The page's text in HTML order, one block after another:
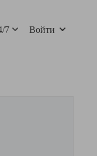
7 Войти